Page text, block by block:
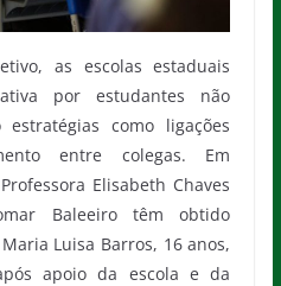
as escolas estaduais
por estudantes não
como ligações
entre colegas. Em
Elisabeth Chaves
Baleeiro têm obtido
Luisa Barros, 16 anos,
apoio da escola e da